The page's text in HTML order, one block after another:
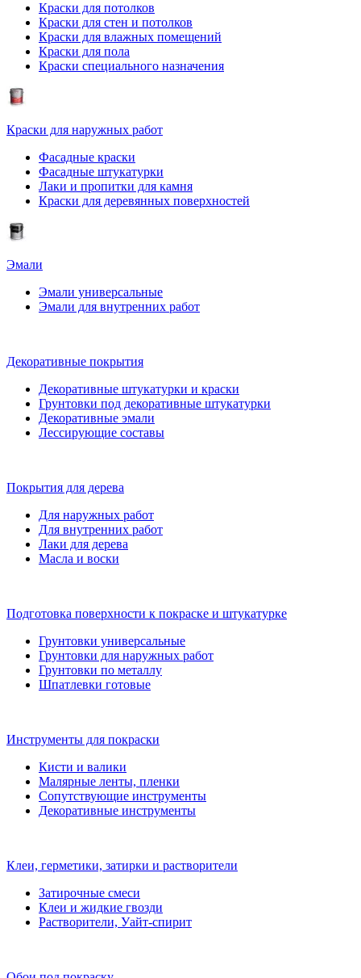
Краски для потолков
Краски для стен и потолков
Краски для влажных помещений
Краски для пола
Краски специального назначения
Краски для наружных работ
Фасадные краски
Фасадные штукатурки
Лаки и пропитки для камня
Краски для деревянных поверхностей
Эмали
Эмали универсальные
Эмали для внутренних работ
Декоративные покрытия
Декоративные штукатурки и краски
Грунтовки под декоративные штукатурки
Декоративные эмали
Лессирующие составы
Покрытия для дерева
Для наружных работ
Для внутренних работ
Лаки для дерева
Масла и воски
Подготовка поверхности к покраске и штукатурке
Грунтовки универсальные
Грунтовки для наружных работ
Грунтовки по металлу
Шпатлевки готовые
Инструменты для покраски
Кисти и валики
Малярные ленты, пленки
Сопутствующие инструменты
Декоративные инструменты
Клеи, герметики, затирки и растворители
Затирочные смеси
Клеи и жидкие гвозди
Растворители, Уайт-спирит